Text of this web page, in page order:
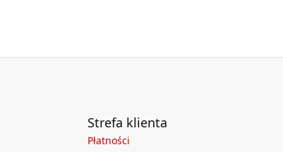
Strefa klienta
Płatności